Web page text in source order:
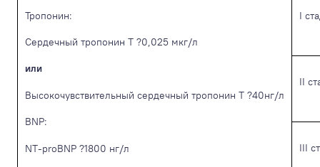
Тропонин:
Сердечный тропонин Т ?0,025 мкг/л
или
Высокочувствительный сердечный тропонин Т ?40нг/л
BNP:
NT-proBNP ?1800 нг/л
I
II
III